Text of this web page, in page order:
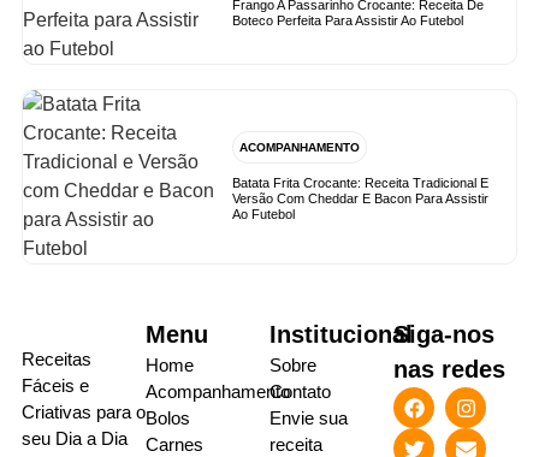
Frango A Passarinho Crocante: Receita De
Boteco Perfeita Para Assistir Ao Futebol
ACOMPANHAMENTO
Batata Frita Crocante: Receita Tradicional E
Versão Com Cheddar E Bacon Para Assistir
Ao Futebol
Receitas
Fáceis e
Criativas para o
seu Dia a Dia
Menu
Home
Acompanhamento
Bolos
Carnes
Institucional
Sobre
Contato
Envie sua
receita
Siga-nos
nas redes